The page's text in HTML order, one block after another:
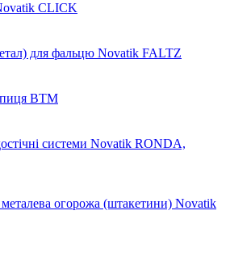
CLICK
для фальцю Novatik FALTZ
BTM
системи Novatik RONDA,
огорожа (штакетини) Novatik